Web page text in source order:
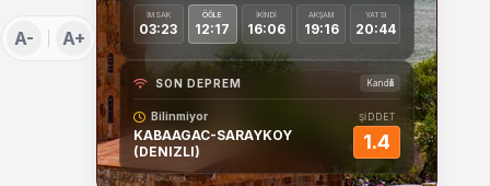
A- A+
İMSAK
03:23
ÖĞLE
12:17
İKINDI
16:06
AKŞAM
19:16
YATSI
20:44
SON DEPREM Kandilli
Bilinmiyor
KABAAGAC-SARAYKOY
(DENIZLI)
ŞİDDET
1.4